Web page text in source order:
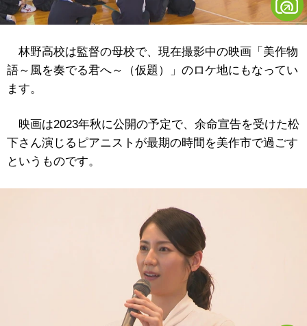
林野高校は監督の母校で、現在撮影中の映画「美作物
語～風を奏でる君へ～（仮題）」のロケ地にもなってい
ます。
映画は2023年秋に公開の予定で、余命宣告を受けた松
下さん演じるピアニストが最期の時間を美作市で過ごす
というものです。